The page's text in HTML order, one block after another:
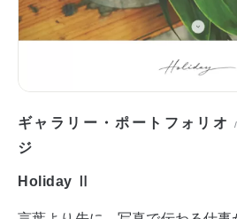
ギャラリー・ポートフォリオ /
ジ
Holiday Ⅱ